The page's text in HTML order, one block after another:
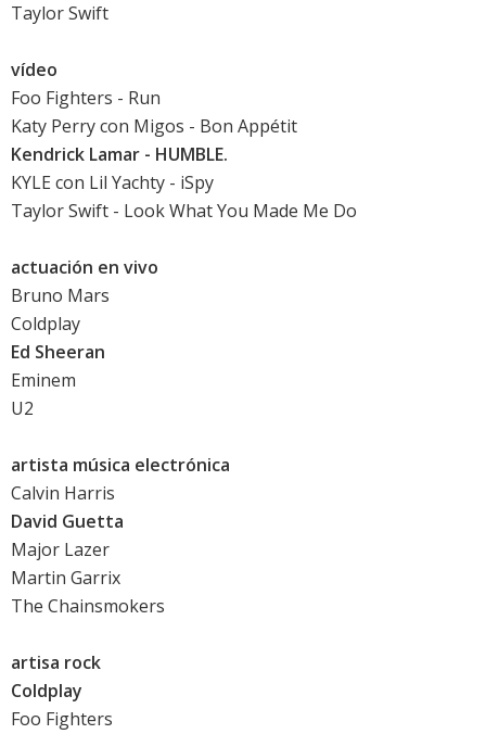
Taylor Swift
vídeo
Foo Fighters - Run
Katy Perry con Migos - Bon Appétit
Kendrick Lamar - HUMBLE.
KYLE con Lil Yachty - iSpy
Taylor Swift - Look What You Made Me Do
actuación en vivo
Bruno Mars
Coldplay
Ed Sheeran
Eminem
U2
artista música electrónica
Calvin Harris
David Guetta
Major Lazer
Martin Garrix
The Chainsmokers
artisa rock
Coldplay
Foo Fighters